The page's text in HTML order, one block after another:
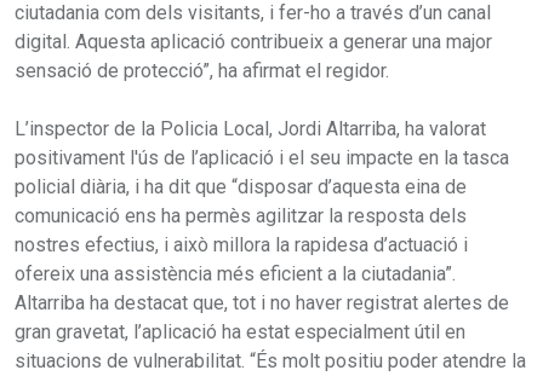
ciutadania com dels visitants, i fer-ho a través d’un canal
digital. Aquesta aplicació contribueix a generar una major
sensació de protecció”, ha afirmat el regidor.
L’inspector de la Policia Local, Jordi Altarriba, ha valorat
positivament l'ús de l’aplicació i el seu impacte en la tasca
policial diària, i ha dit que “disposar d’aquesta eina de
comunicació ens ha permès agilitzar la resposta dels
nostres efectius, i això millora la rapidesa d’actuació i
ofereix una assistència més eficient a la ciutadania”.
Altarriba ha destacat que, tot i no haver registrat alertes de
gran gravetat, l’aplicació ha estat especialment útil en
situacions de vulnerabilitat. “És molt positiu poder atendre la